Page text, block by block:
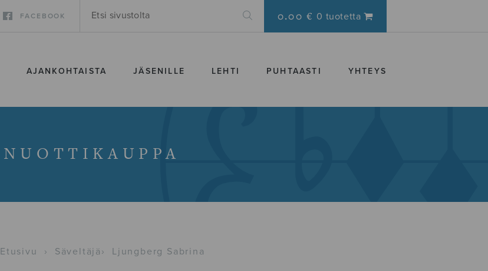
FACEBOOK 0.00 € 0 tuotetta
AJANKOHTAISTA JÄSENILLE LEHTI PUHTAASTI YHTEYS
NUOTTIKAUPPA
Etusivu › Säveltäjä › Ljungberg Sabrina